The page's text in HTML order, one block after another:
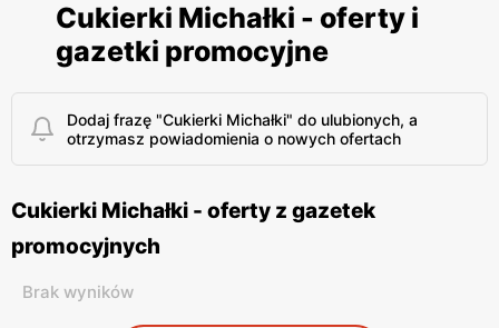
Cukierki Michałki - oferty i
gazetki promocyjne
Dodaj frazę "Cukierki Michałki" do ulubionych, a
otrzymasz powiadomienia o nowych ofertach
Cukierki Michałki - oferty z gazetek
promocyjnych
Brak wyników